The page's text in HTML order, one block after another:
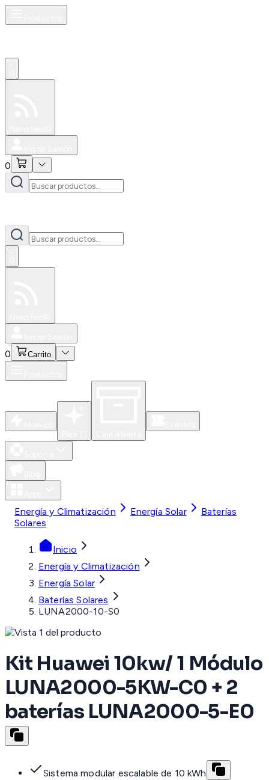
0
0 Carrito
Energía y Climatización Energía Solar
Baterías
Solares
Inicio
Energía y Climatización
Energía Solar
Baterías Solares
LUNA2000-10-S0
Kit Huawei 10kw/ 1 Módulo
LUNA2000-5KW-C0 + 2
baterías LUNA2000-5-E0
Sistema modular escalable de 10 kWh